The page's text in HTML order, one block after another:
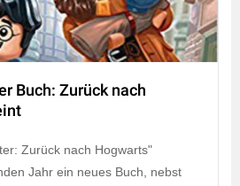
Buch: Zurück nach
Zurück nach Hogwarts"
Jahr ein neues Buch, nebst